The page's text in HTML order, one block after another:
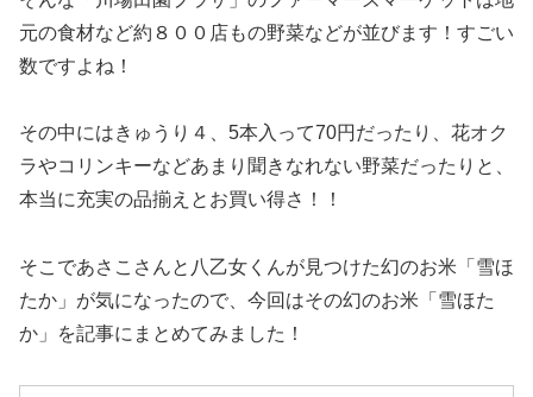
元の食材など約８００店もの野菜などが並びます！すごい
数ですよね！
その中にはきゅうり４、5本入って70円だったり、花オク
ラやコリンキーなどあまり聞きなれない野菜だったりと、
本当に充実の品揃えとお買い得さ！！
そこであさこさんと八乙女くんが見つけた幻のお米「雪ほ
たか」が気になったので、今回はその幻のお米「雪ほた
か」を記事にまとめてみました！